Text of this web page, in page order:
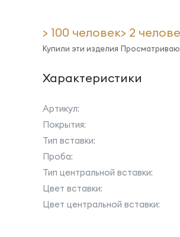
> 100 человек
Купили эти изделия
> 2
Характеристики
Артикул:
Покрытия:
Тип вставки:
Проба:
Тип центральной вставки:
Цвет вставки:
Цвет центральной вставки: